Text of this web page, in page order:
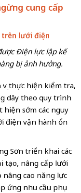
cung cấp
trên lưới điện
Điện lực lập kế
bị ảnh hưởng.
vị thực hiện kiểm tra,
dây theo quy trình
hiện sớm các nguy
điện vận hành ổn
Sơn triển khai các
tạo, nâng cấp lưới
cao năng lực
ứng nhu cầu phụ